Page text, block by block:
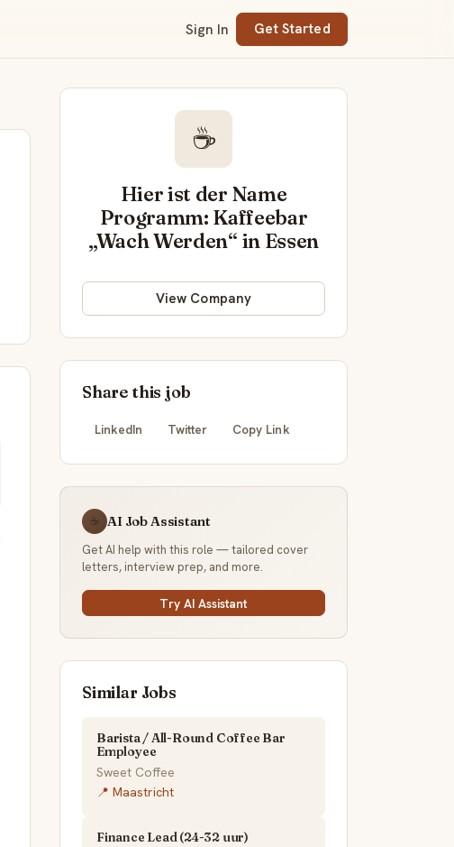
Sign In Get Started
☕
Hier ist der Name
Programm: Kaffeebar
„Wach Werden“ in Essen
View Company
Share this job
LinkedIn Twitter Copy Link
☕ AI Job Assistant
Get AI help with this role — tailored cover
letters, interview prep, and more.
Try AI Assistant
Similar Jobs
Barista / All-Round Coffee Bar
Employee
Sweet Coffee
📍 Maastricht
Finance Lead (24-32 uur)